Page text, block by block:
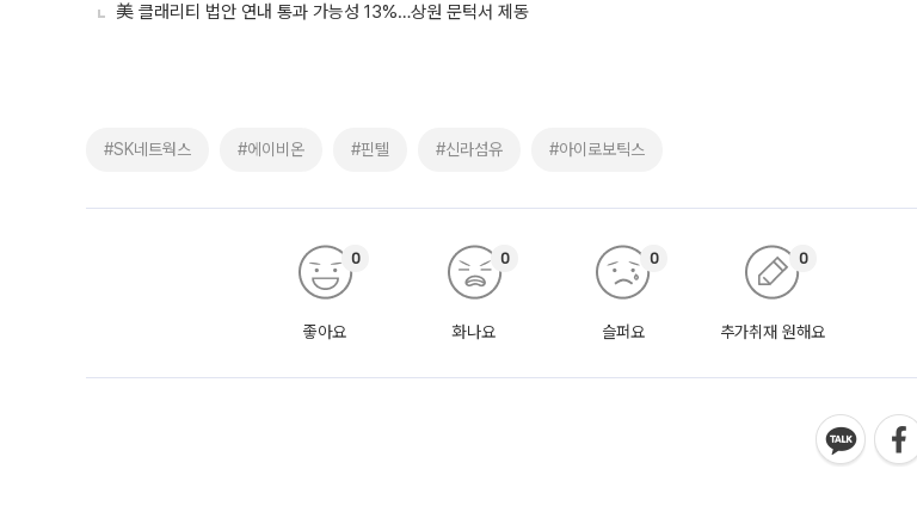
美 클래리티 법안 연내 통과 가능성 13%…상원 문턱서 제동
#SK네트웍스 #에이비온 #핀텔 #신라섬유 #아이로보틱스
좋아요
0
화나요
0
슬퍼요
0
추가취재 원해요
0